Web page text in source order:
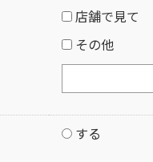
店舗で見て
その他
する